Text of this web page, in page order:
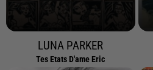
LUNA PARKER
Tes Etats D'ame Eric